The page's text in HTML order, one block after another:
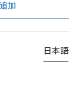
加
日本語